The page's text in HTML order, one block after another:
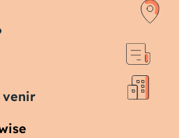
venir